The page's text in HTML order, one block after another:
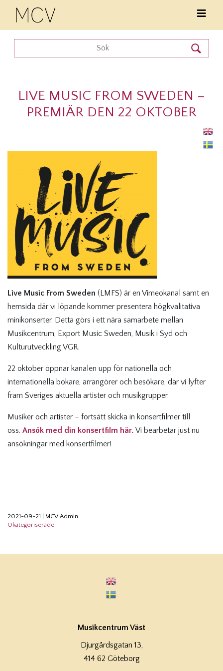
LIVE MUSIC FROM SWEDEN –
PREMIÄR DEN 22 OKTOBER
Live Music From Sweden (LMFS) är en Vimeokanal samt en
hemsida där vi löpande kommer presentera högkvalitativa
minikonserter. Detta görs i ett nära samarbete mellan
Musikcentrum, Export Music Sweden, Musik i Syd och
Kulturutveckling VGR.
22 oktober öppnar kanalen upp för nationella och
internationella bokare, arrangörer och besökare, där vi lyfter
fram Sveriges aktuella artister och musikgrupper.
Musiker och artister – fortsätt skicka in konsertfilmer till
oss. Ansök med din konsertfilm här. Vi bearbetar just nu
ansökningar med konsertfilmer!
2021-09-21
MCV Admin
Okategoriserade
Musikcentrum Väst
Djurgårdsgatan 13,
414 62 Göteborg